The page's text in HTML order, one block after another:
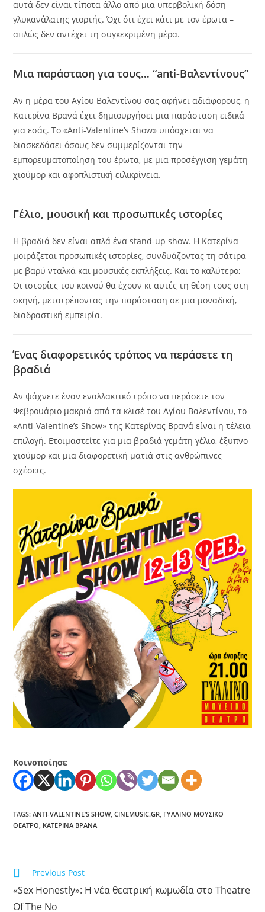
αυτά δεν είναι τίποτα άλλο από μια υπερβολική δόση
γλυκανάλατης γιορτής. Όχι ότι έχει κάτι με τον έρωτα –
απλώς δεν αντέχει τη συγκεκριμένη μέρα.
Μια παράσταση για τους… “anti-Βαλεντίνους”
Αν η μέρα του Αγίου Βαλεντίνου σας αφήνει αδιάφορους, η
Κατερίνα Βρανά έχει δημιουργήσει μια παράσταση ειδικά
για εσάς. Το «Anti-Valentine’s Show» υπόσχεται να
διασκεδάσει όσους δεν συμμερίζονται την
εμπορευματοποίηση του έρωτα, με μια προσέγγιση γεμάτη
χιούμορ και αφοπλιστική ειλικρίνεια.
Γέλιο, μουσική και προσωπικές ιστορίες
Η βραδιά δεν είναι απλά ένα stand-up show. Η Κατερίνα
μοιράζεται προσωπικές ιστορίες, συνδυάζοντας τη σάτιρα
με βαρύ νταλκά και μουσικές εκπλήξεις. Και το καλύτερο;
Οι ιστορίες του κοινού θα έχουν κι αυτές τη θέση τους στη
σκηνή, μετατρέποντας την παράσταση σε μια μοναδική,
διαδραστική εμπειρία.
Ένας διαφορετικός τρόπος να περάσετε τη
βραδιά
Αν ψάχνετε έναν εναλλακτικό τρόπο να περάσετε τον
Φεβρουάριο μακριά από τα κλισέ του Αγίου Βαλεντίνου, το
«Anti-Valentine’s Show» της Κατερίνας Βρανά είναι η τέλεια
επιλογή. Ετοιμαστείτε για μια βραδιά γεμάτη γέλιο, έξυπνο
χιούμορ και μια διαφορετική ματιά στις ανθρώπινες
σχέσεις.
Κοινοποίησε
TAGS:ANTI-VALENTINE’S SHOW, CINEMUSIC.GR, ΓΥΆΛΙΝΟ ΜΟΥΣΙΚΌ
ΘΈΑΤΡΟ, ΚΑΤΕΡΊΝΑ ΒΡΑΝΆ
Previous Post
«Sex Honestly»: Η νέα θεατρική κωμωδία στο Theatre
Of The No